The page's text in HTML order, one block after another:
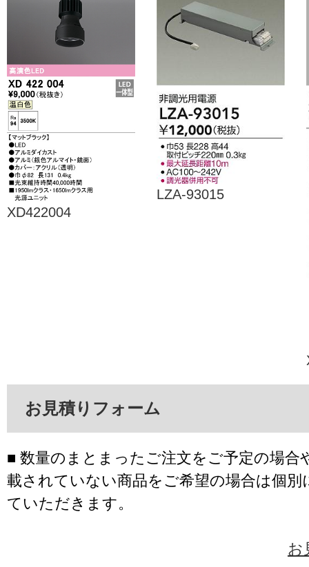
XD422004
LZA-93015
お見積りフォーム
■ 数量のまとまったご注文をご予定の場合
載されていない商品をご希望の場合は個別
ていただきます。
お